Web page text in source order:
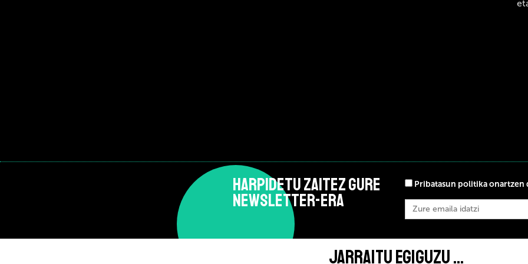
HARPIDETU ZAITEZ GURE
NEWSLETTER-ERA
Pribatasun politika onartzen
JARRAITU EGIGUZU ...